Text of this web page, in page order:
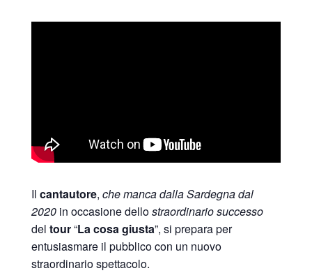
Il cantautore, che manca dalla Sardegna dal
2020in occasione dellostraordinario successo
del tour“La cosa giusta”, si prepara per
entusiasmare il pubblico con un nuovo
straordinario spettacolo.